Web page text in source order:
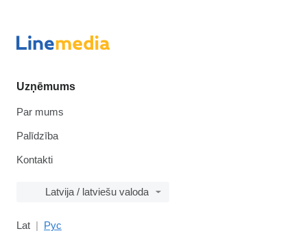
Uzņēmums
Par mums
Palīdzība
Kontakti
Latvija / latviešu valoda
Lat Рус